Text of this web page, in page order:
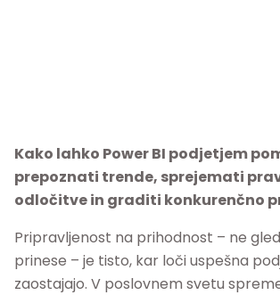
Kako lahko Power BI podjetjem
prepoznati trende, sprejemati
odločitve in graditi konkurenčno
Pripravljenost na prihodnost – ne
prinese – je tisto, kar loči uspešna
zaostajajo. V poslovnem svetu